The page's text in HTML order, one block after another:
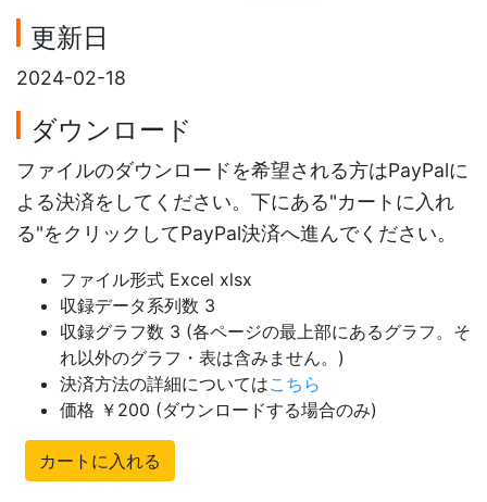
更新日
2024-02-18
ダウンロード
ファイルのダウンロードを希望される方はPayPalに
よる決済をしてください。下にある"カートに入れ
る"をクリックしてPayPal決済へ進んでください。
ファイル形式 Excel xlsx
収録データ系列数 3
収録グラフ数 3 (各ページの最上部にあるグラフ。そ
れ以外のグラフ・表は含みません。)
決済方法の詳細についてはこちら
価格 ￥200 (ダウンロードする場合のみ)
カートに入れる